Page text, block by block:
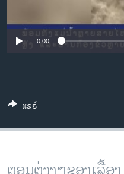
ພາສາອັງກິດ
ວີດີໂອ
ລາຍງານ
0:00
ແຊຣ໌